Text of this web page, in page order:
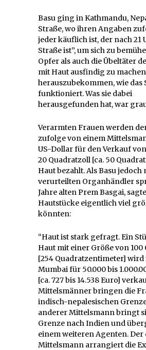
Basu ging in Kathmandu,
Straße, wo ihren Angaben
jeder käuflich ist, der nach 21
Straße ist”, um sich zu
Opfer als auch die Übeltäter
mit Haut ausfindig zu
herauszubekommen, wie das
funktioniert. Was sie dabei
herausgefunden hat, war
Verarmten Frauen werden
zufolge von einem
US-Dollar für den Verkauf
20 Quadratzoll [ca. 50
Haut bezahlt. Als Basu jedoch
verurteilten Organhändler
Jahre alten Prem Basgai,
Hautstücke eigentlich viel
könnten:
“Haut ist stark gefragt. Ein
Haut mit einer Größe von 100
[254 Quadratzentimeter] wird
Mumbai für 50.000 bis
[ca. 727 bis 14.538 Euro]
Mittelsmänner bringen die
indisch-nepalesischen
anderer Mittelsmann bringt
Grenze nach Indien und
einem weiteren Agenten. Der
Mittelsmann arrangiert die